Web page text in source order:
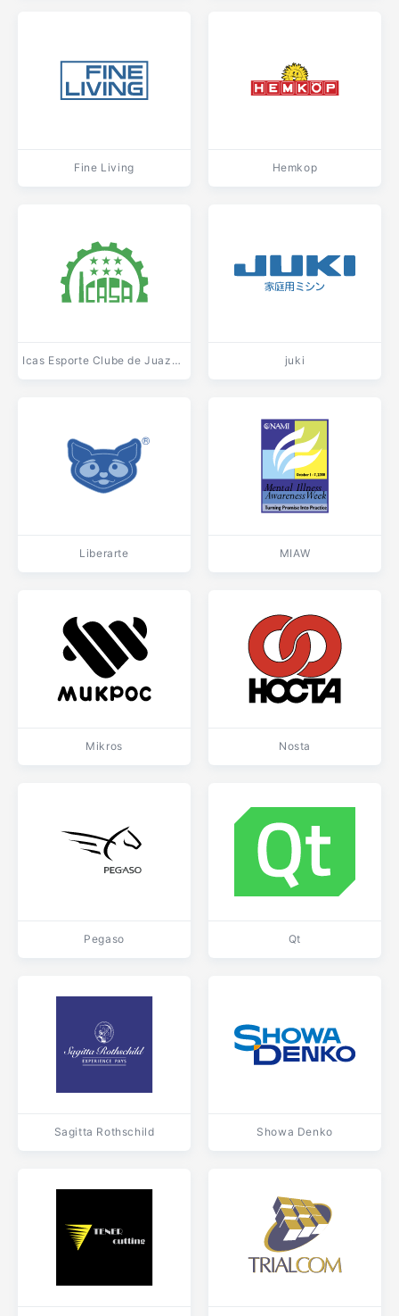
Fine Living Hemkop
Icas Esporte Clube de Juazeiro do Norte CE juki
Liberarte MIAW
Mikros Nosta
Pegaso Qt
Sagitta Rothschild Showa Denko